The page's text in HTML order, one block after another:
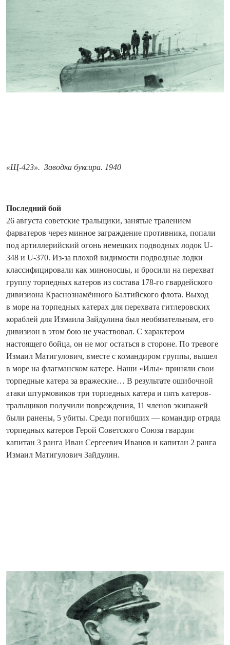
«Щ-423». Заводка буксира. 1940
Последний бой
26 августа советские тральщики, занятые тралением
фарватеров через минное заграждение противника, попали
под артиллерийский огонь немецких подвод­ных лодок U-
348 и U-370. Из-за плохой видимости подводные лодки
классифицировали как миноносцы, и бросили на перехват
группу торпедных катеров из состава 178‑го гвардейского
дивизиона Красно­знамённого Балтийского флота. Выход
в море на торпедных катерах для перехвата гитлеровских
кораблей для Измаила Зайдулина был необязательным, его
дивизион в этом бою не участвовал. С характером
настоящего бойца, он не мог остаться в стороне. По тревоге
Измаил Матигулович, вместе с командиром группы, вышел
в море на флагманском катере. Наши «Илы» приняли свои
торпедные катера за вражеские… В результате ошибочной
атаки штурмовиков три торпедных катера и пять катеров-
тральщиков получили повреждения, 11 членов экипажей
были ранены, 5 убиты. Среди погибших — командир ­отряда
торпедных катеров Герой Советского Союза гвардии
капитан 3 ранга Иван Сергеевич Иванов и капитан 2 ранга
Измаил Матигулович Зайдулин.